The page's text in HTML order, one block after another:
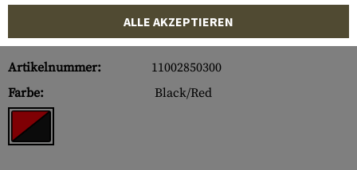
Artikelnummer:
11002850300
Farbe:
Black/Red
ALLE AKZEPTIEREN